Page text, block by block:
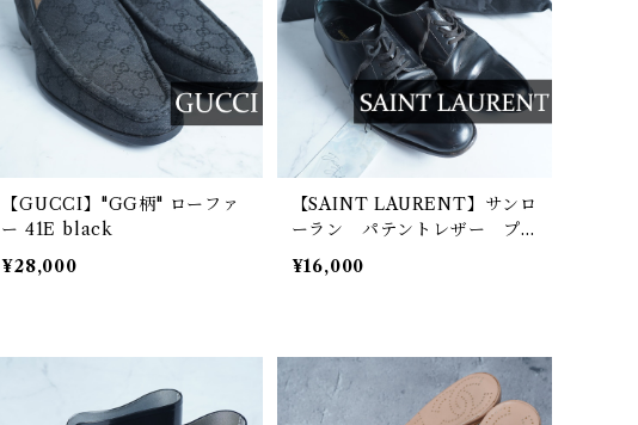
【GUCCI】"GG柄" ローファ
ー 41E black
¥28,000
【SAINT LAURENT】サンロ
ーラン パテントレザー プ
レーントゥドレスシューズ 38
black
¥16,000